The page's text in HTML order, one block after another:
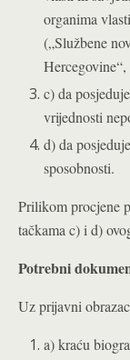
organima
(„Službene
c) da
vrijednosti
d) da
sposobnosti.
Prilikom procjene
tačkama c) i d)
Potrebni
Uz prijavni
a) kraću